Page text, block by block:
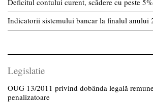
Deficitul contului curent, scădere cu peste
Indicatorii sistemului bancar la finalul anului
Legislatie
OUG 13/2011 privind dobânda legală
penalizatoare